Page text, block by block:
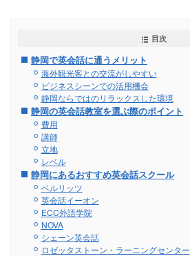
目次
静岡で英会話に通うメリット
海外観光客との交流がしやすい
ビジネスシーンでの活用機会
静岡ならではのリラックスした環境
静岡の英会話教室を選ぶ際のポイント
費用
講師
立地
レベル
静岡にあるおすすめ英会話スクール
ベルリッツ
英会話イーオン
ECC外語学院
NOVA
シェーン英会話
ロゼッタストーン・ラーニングセンター